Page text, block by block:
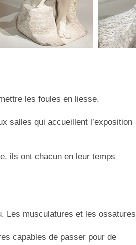
les foules en liesse.
salles qui accueillent l’exposition
ils ont chacun en leur temps
Les musculatures et les ossatures
capables de passer pour de